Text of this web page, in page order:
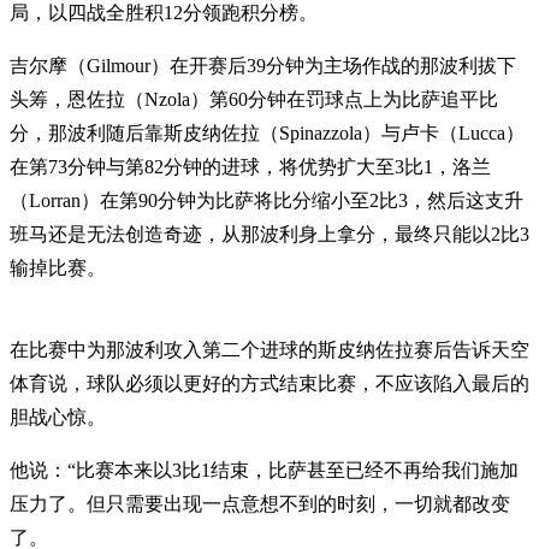
局，以四战全胜积12分领跑积分榜。
吉尔摩（Gilmour）在开赛后39分钟为主场作战的那波利拔下
头筹，恩佐拉（Nzola）第60分钟在罚球点上为比萨追平比
分，那波利随后靠斯皮纳佐拉（Spinazzola）与卢卡（Lucca）
在第73分钟与第82分钟的进球，将优势扩大至3比1，洛兰
（Lorran）在第90分钟为比萨将比分缩小至2比3，然后这支升
班马还是无法创造奇迹，从那波利身上拿分，最终只能以2比3
输掉比赛。
在比赛中为那波利攻入第二个进球的斯皮纳佐拉赛后告诉天空
体育说，球队必须以更好的方式结束比赛，不应该陷入最后的
胆战心惊。
他说：“比赛本来以3比1结束，比萨甚至已经不再给我们施加
压力了。但只需要出现一点意想不到的时刻，一切就都改变
了。